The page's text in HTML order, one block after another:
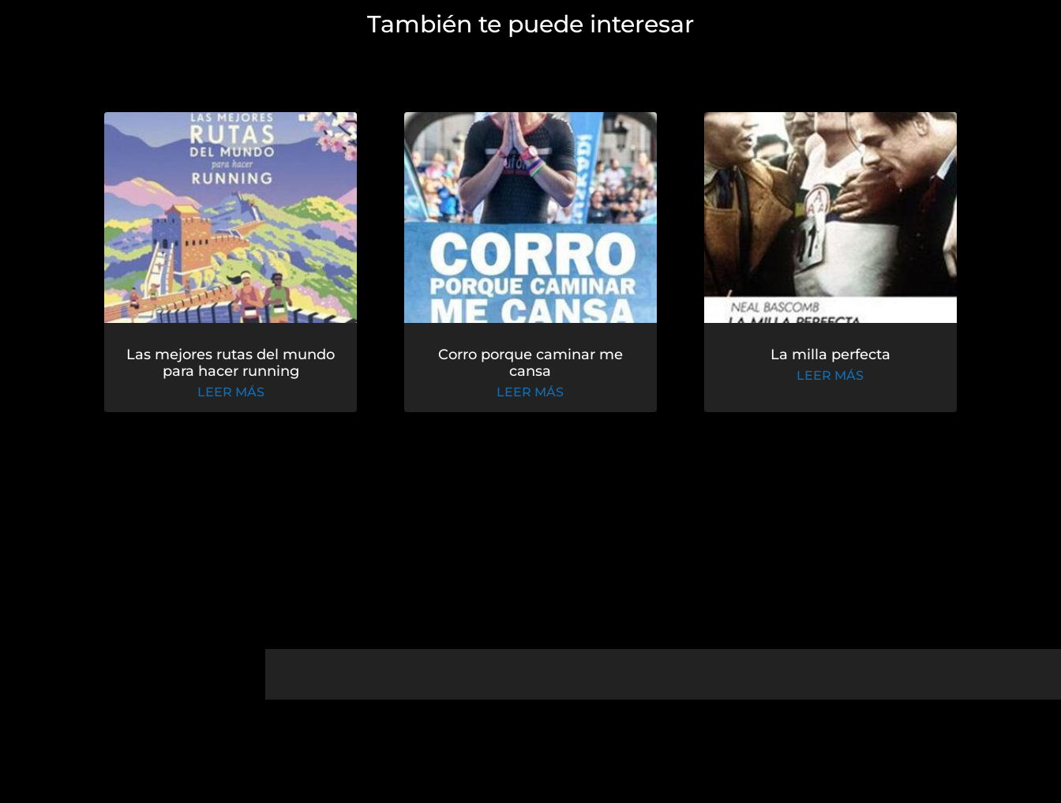
También te puede interesar
Las mejores rutas del mundo
para hacer running
LEER MÁS
Corro porque caminar me
cansa
LEER MÁS
La milla perfecta
LEER MÁS